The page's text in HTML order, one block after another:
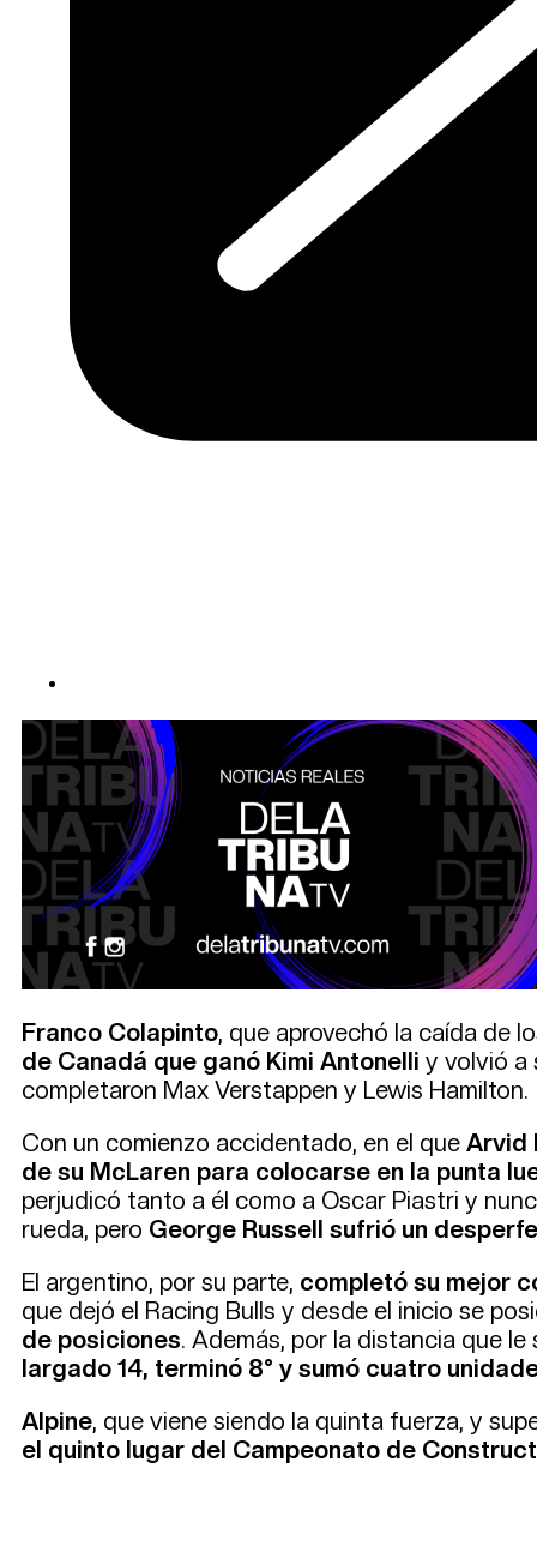
Franco Colapinto, que aprovechó la caída de
de Canadá que ganó Kimi Antonelli y volvió a
completaron Max Verstappen y Lewis Hamilton.
Con un comienzo accidentado, en el que Arvid
de su McLaren para colocarse en la punta
perjudicó tanto a él como a Oscar Piastri y
rueda, pero George Russell sufrió un
El argentino, por su parte, completó su mejor
que dejó el Racing Bulls y desde el inicio se
de posiciones. Además, por la distancia que
largado 14, terminó 8° y sumó cuatro
Alpine, que viene siendo la quinta fuerza, y
el quinto lugar del Campeonato de